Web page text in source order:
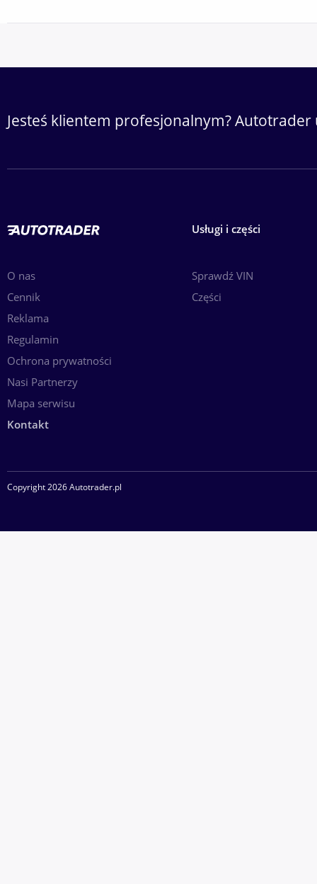
Jesteś klientem profesjonalnym?
O nas
Cennik
Reklama
Regulamin
Ochrona prywatności
Nasi Partnerzy
Mapa serwisu
Kontakt
Usługi i części
Sprawdź VIN
Części
Copyright 2026 Autotrader.pl